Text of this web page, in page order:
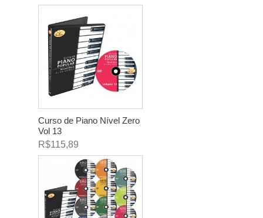
Curso de Piano Nível Zero
Vol 13
R$115,89